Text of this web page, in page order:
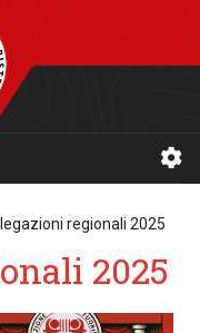
regionali 2025
2025